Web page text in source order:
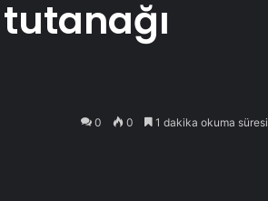
0 0 1 dakika okuma süresi